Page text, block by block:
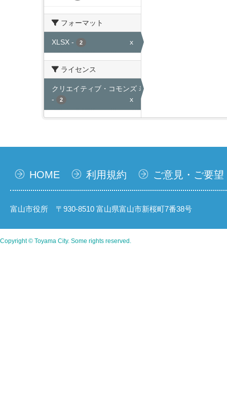
フォーマット
XLSX - 2 x
ライセンス
クリエイティブ・コモンズ 表示
-
2 x
HOME 利用規約 ご意見・ご要望
富山市役所 〒930-8510 富山県富山市新桜町7番38号
Copyright © Toyama City. Some rights reserved.